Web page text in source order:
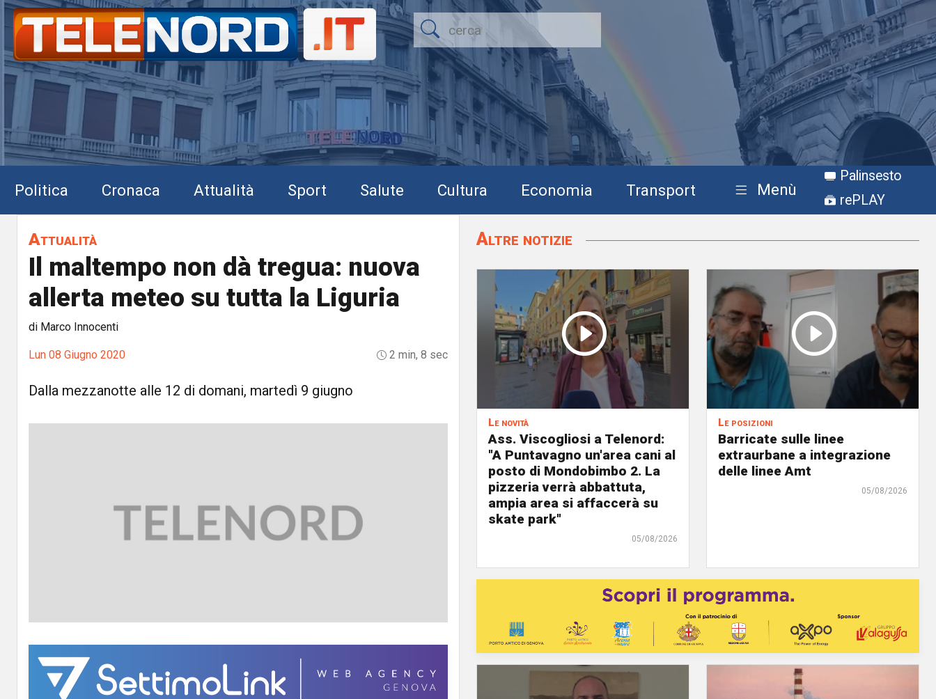
Politica Cronaca Attualità Sport Salute Cultura Economia Transport Menù
Palinsesto
rePLAY
Attualità
Il maltempo non dà tregua: nuova
allerta meteo su tutta la Liguria
di Marco Innocenti
Lun 08 Giugno 2020 2 min, 8 sec
Dalla mezzanotte alle 12 di domani, martedì 9 giugno
Altre notizie
Le novità
Ass. Viscogliosi a Telenord:
"A Puntavagno un'area cani al
posto di Mondobimbo 2. La
pizzeria verrà abbattuta,
ampia area si affaccerà su
skate park"
05/08/2026
Le posizioni
Barricate sulle linee
extraurbane a integrazione
delle linee Amt
05/08/2026